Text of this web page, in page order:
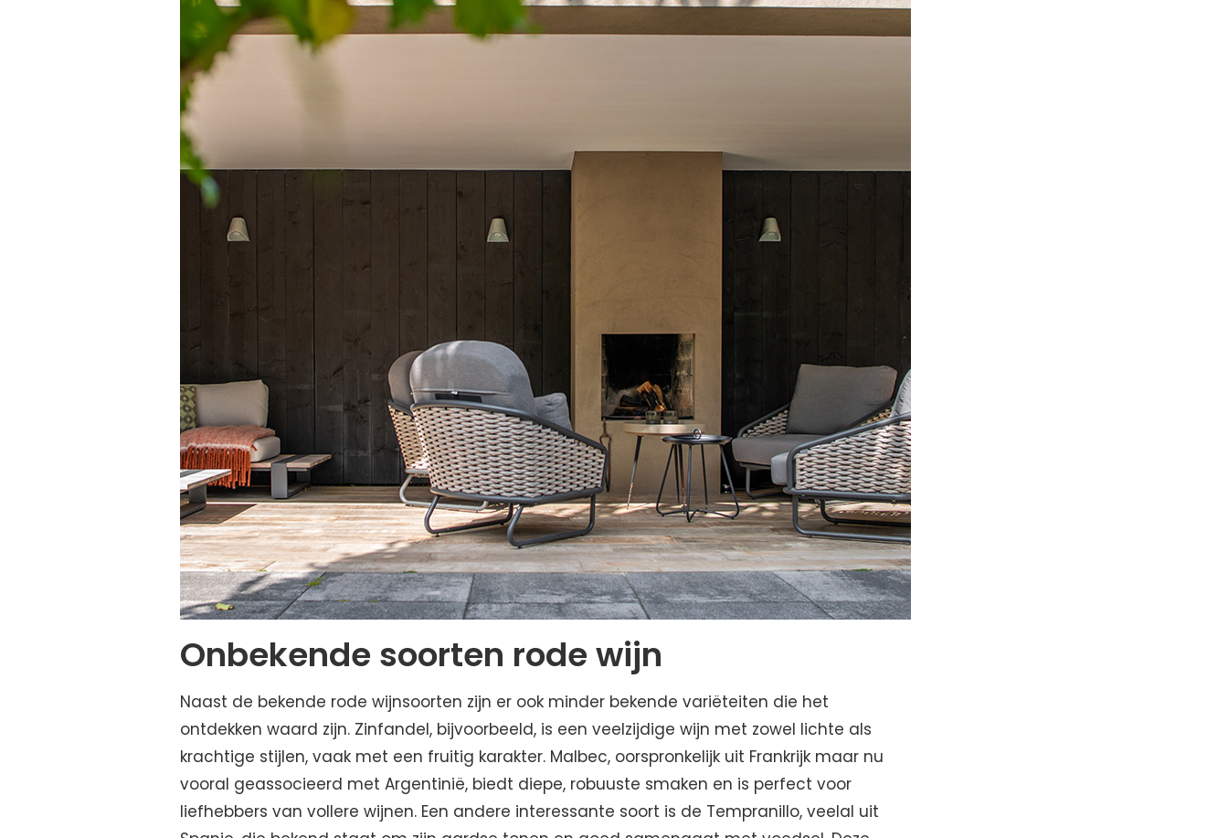
Onbekende soorten rode wijn
Naast de bekende rode wijnsoorten zijn er ook minder bekende variëteiten die het
ontdekken waard zijn. Zinfandel, bijvoorbeeld, is een veelzijdige wijn met zowel lichte als
krachtige stijlen, vaak met een fruitig karakter. Malbec, oorspronkelijk uit Frankrijk maar nu
vooral geassocieerd met Argentinië, biedt diepe, robuuste smaken en is perfect voor
liefhebbers van vollere wijnen. Een andere interessante soort is de Tempranillo, veelal uit